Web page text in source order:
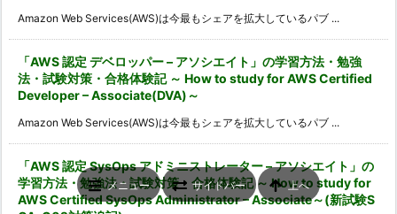
Amazon Web Services(AWS)は今最もシェアを拡大しているパブ ...
「AWS 認定 デベロッパー – アソシエイト」の学習方法・勉強
法・試験対策・合格体験記 ～ How to study for AWS Certified
Developer – Associate(DVA)～
Amazon Web Services(AWS)は今最もシェアを拡大しているパブ ...
「AWS 認定 SysOps アドミニストレーター – アソシエイト」の
学習方法・勉強法・試験対策・合格体験記 ～ How to study for
AWS Certified SysOps Administrator – Associate～(新試験S
メニュー サイドバー 上へ